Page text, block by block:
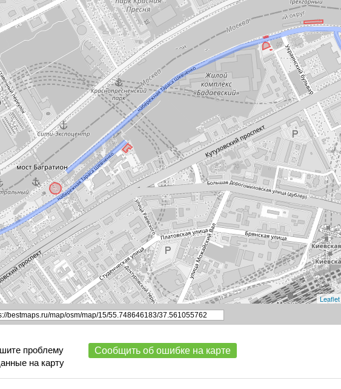
Leaflet
проблему
на карту
Сообщить об ошибке на карте